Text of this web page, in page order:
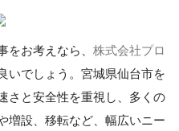
をお考えなら、株式会社プロ
いでしょう。宮城県仙台市を
さと安全性を重視し、多くの
増設、移転など、幅広いニー